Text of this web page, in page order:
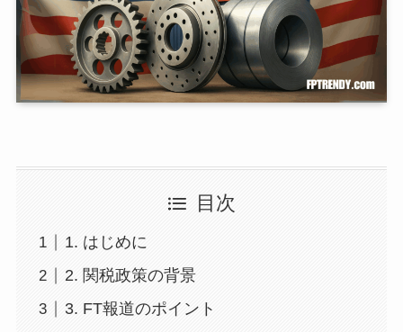
目次
1. はじめに
2. 関税政策の背景
3. FT報道のポイント